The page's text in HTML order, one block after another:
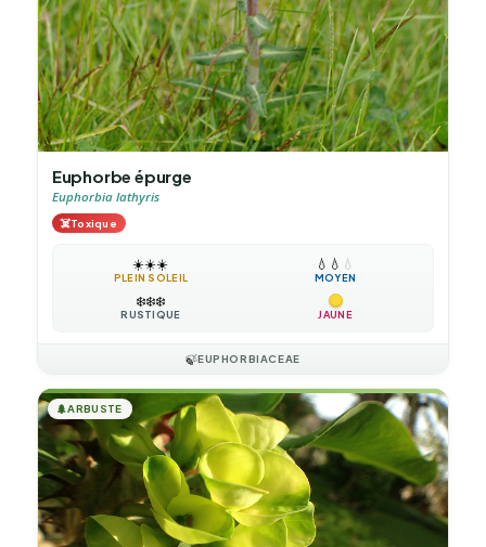
Euphorbe épurge
Euphorbia lathyris
☠️Toxique
☀️☀️☀️
PLEIN SOLEIL
💧 💧 💧
MOYEN
❄️❄️❄️
RUSTIQUE JAUNE
🍃EUPHORBIACEAE
🌲ARBUSTE